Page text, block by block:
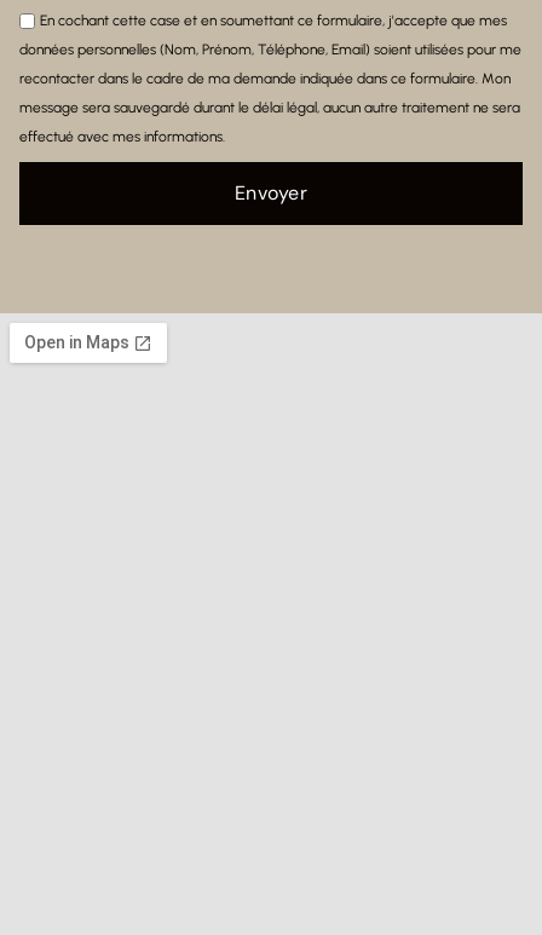
En cochant cette case et en soumettant ce formulaire, j'accepte que mes
données personnelles (Nom, Prénom, Téléphone, Email) soient utilisées pour me
recontacter dans le cadre de ma demande indiquée dans ce formulaire. Mon
message sera sauvegardé durant le délai légal, aucun autre traitement ne sera
effectué avec mes informations.
Envoyer